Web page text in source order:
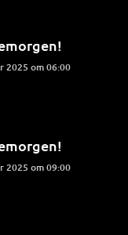
2025 om 06:00
2025 om 09:00